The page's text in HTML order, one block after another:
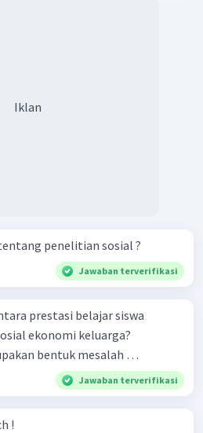
Iklan
penelitian sosial ?
Jawaban terverifikasi
prestasi belajar siswa
ekonomi keluarga?
bentuk mesalah …
Jawaban terverifikasi
!